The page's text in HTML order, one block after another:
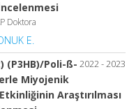
Doktora
E.
2022 - 2023
(P3HB)/Poli-ß-
Miyojenik
Araştırılması